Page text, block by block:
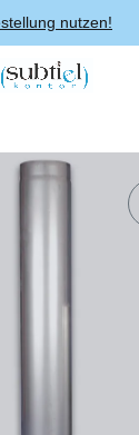
nutzen!